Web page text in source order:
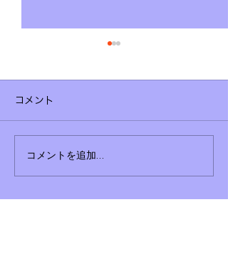
狛江市議会議員 セカン
ドキャリア ヨコグシス
コメント
コメントを追加…